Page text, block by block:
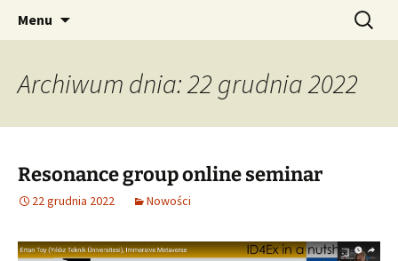
Menu Szukaj:
Archiwum dnia: 22 grudnia 2022
Resonance group online seminar
22 grudnia 2022 Nowości